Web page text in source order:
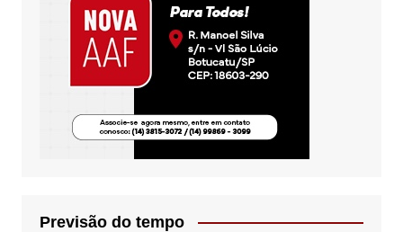
Previsão do tempo